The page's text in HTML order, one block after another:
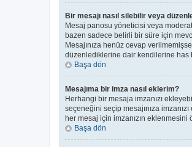
Bir mesajı nasıl silebilir veya
Mesaj panosu yöneticisi veya
bazen sadece belirli bir süre için
Mesajınıza henüz cevap
düzenlediklerine dair kendilerine has
Başa dön
Mesajıma bir imza nasıl eklerim?
Herhangi bir mesaja imzanızı
seçeneğini seçip mesajınıza
her mesaj için imzanızın
Başa dön